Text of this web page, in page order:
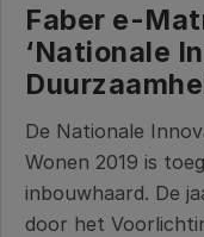
Faber e-
‘Nationale
De Nationale
Wonen 2019 is
inbouwhaard. De
door het